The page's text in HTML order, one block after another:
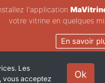
l'application
votre vitrine en quelques
En savoir
Ok
Les
vous acceptez